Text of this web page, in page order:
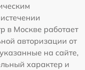
в Москве работает
авторизации от
на сайте,
характер и